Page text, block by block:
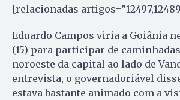
[relacionadas
Eduardo Campos viria a Goiânia
(15) para participar de
noroeste da capital ao lado de
entrevista, o governadoriável
estava bastante animado com a